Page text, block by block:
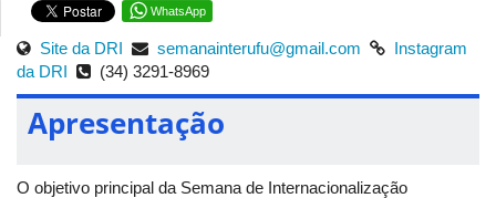
WhatsApp
Site da DRI semanainterufu@gmail.com
Instagram
da DRI
(34) 3291-8969
Apresentação
O objetivo principal da Semana de Internacionalização